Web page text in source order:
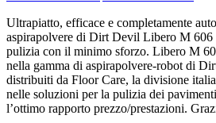
Ultrapiatto, efficace e completamente
aspirapolvere di Dirt Devil Libero M 606
pulizia con il minimo sforzo. Libero M
nella gamma di aspirapolvere-robot di
distribuiti da Floor Care, la divisione
nelle soluzioni per la pulizia dei
l’ottimo rapporto prezzo/prestazioni.